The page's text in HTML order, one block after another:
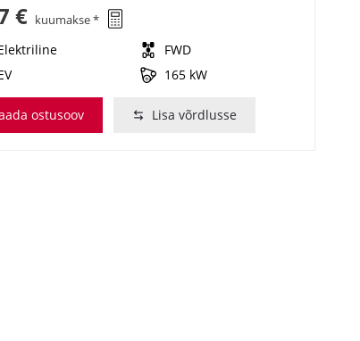
€ kuumakse *
FWD
165 kW
ostusoov Lisa võrdlusse